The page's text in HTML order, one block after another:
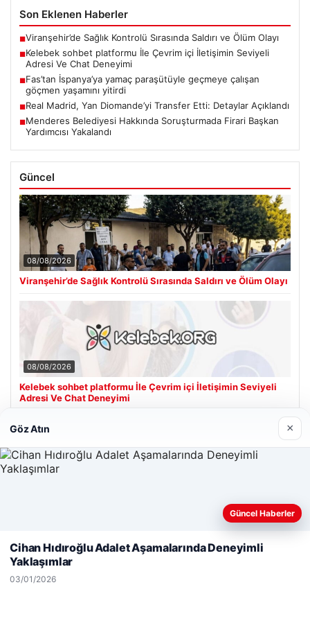
Son Eklenen Haberler
■Viranşehir’de Sağlık Kontrolü Sırasında Saldırı ve Ölüm Olayı
■Kelebek sohbet platformu İle Çevrim içi İletişimin Seviyeli
Adresi Ve Chat Deneyimi
■Fas’tan İspanya’ya yamaç paraşütüyle geçmeye çalışan
göçmen yaşamını yitirdi
■Real Madrid, Yan Diomande’yi Transfer Etti: Detaylar Açıklandı
■Menderes Belediyesi Hakkında Soruşturmada Firari Başkan
Yardımcısı Yakalandı
Güncel
08/08/2026
Viranşehir’de Sağlık Kontrolü Sırasında Saldırı ve Ölüm Olayı
08/08/2026
Kelebek sohbet platformu İle Çevrim içi İletişimin Seviyeli
Adresi Ve Chat Deneyimi
Son Eklenen Firmalar
Web sitemizi nasıl kullandığınızı daha iyi anlayabilmek,
kullanıyoruz.Çerez Politikamız
Reddet
Göz Atın ×
Güncel Haberler
Cihan Hıdıroğlu Adalet Aşamalarında Deneyimli
Yaklaşımlar
03/01/2026